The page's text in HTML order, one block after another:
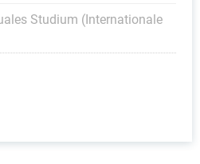
Studium (Internationale